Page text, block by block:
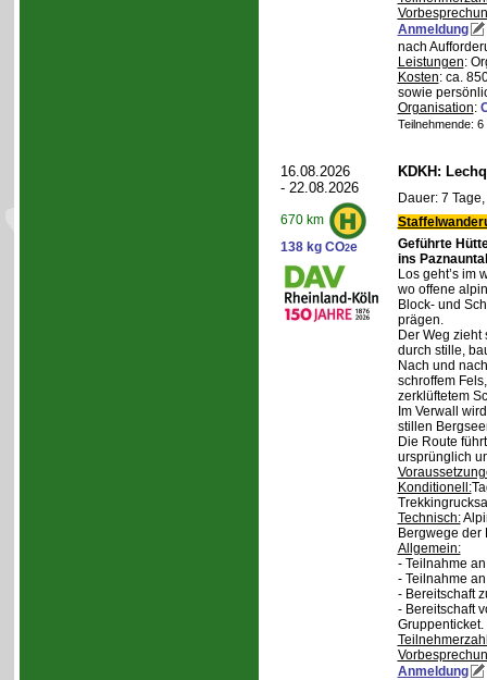
Anmeldung
nach
Leistungen:
Kosten: ca.
sowie
Organisation:
Teilnehmende:
16.08.2026
- 22.08.2026
670 km
138 kg CO2e
KDKH:
Dauer: 7
Geführte
ins Paznauntal
Los geht’s im
wo offene
Block- und
prägen.
Der Weg
durch stille,
Nach und
schroffem
zerklüftetem
Im Verwall
stillen
Die Route
ursprünglich
Konditionell:
Technisch:
Bergwege
Allgemein:
- Teilnahme
- Teilnahme
- Bereitschaft
- Bereitschaft
Gruppenticket.
Anmeldung